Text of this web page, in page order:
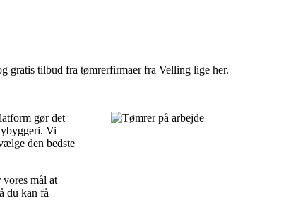
gratis tilbud fra tømrerfirmaer fra Velling lige her.
gør det
Vi
den bedste
mål at
du kan få